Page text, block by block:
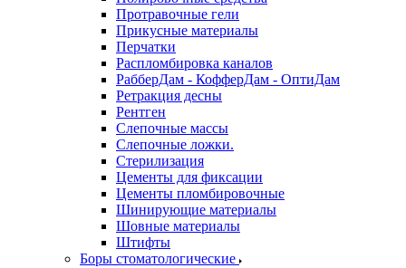
Протравочные гели
Прикусные материалы
Перчатки
Распломбировка каналов
РабберДам - КофферДам - ОптиДам
Ретракция десны
Рентген
Слепочные массы
Слепочные ложки.
Стерилизация
Цементы для фиксации
Цементы пломбировочные
Шинирующие материалы
Шовные материалы
Штифты
Боры стоматологические